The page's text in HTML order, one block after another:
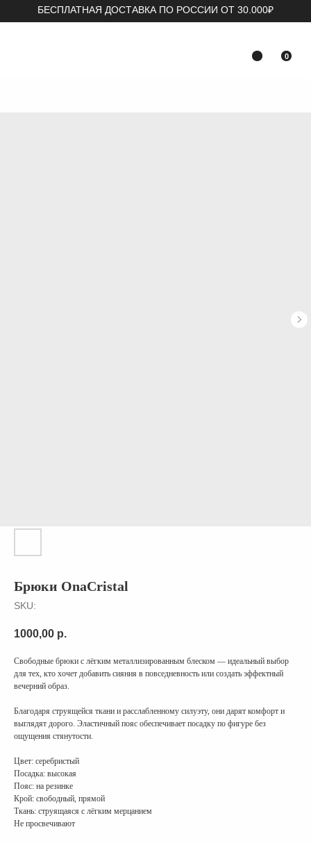
БЕСПЛАТНАЯ ДОСТАВКА ПО РОССИИ ОТ 30.000₽
Брюки OnaCristal
SKU:
1000,00 р.
Свободные брюки с лёгким металлизированным блеском — идеальный выбор
для тех, кто хочет добавить сияния в повседневность или создать эффектный
вечерний образ.
Благодаря струящейся ткани и расслабленному силуэту, они дарят комфорт и
выглядят дорого. Эластичный пояс обеспечивает посадку по фигуре без
ощущения стянутости.
Цвет: серебристый
Посадка: высокая
Пояс: на резинке
Крой: свободный, прямой
Ткань: струящаяся с лёгким мерцанием
Не просвечивают